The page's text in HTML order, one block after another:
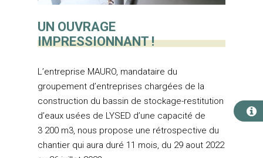
UN OUVRAGE
IMPRESSIONNANT !
L’entreprise MAURO, mandataire du
groupement d’entreprises chargées de la
construction du bassin de stockage-restitution
d’eaux usées de LYSED d’une capacité de
3 200 m3, nous propose une rétrospective du
chantier qui aura duré 11 mois, du 29 aout 2022
LA COMMUNAUTÉ DE